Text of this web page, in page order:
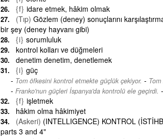
{f} idare etmek, hâkim olmak
(Tıp) Gözlem (deney) sonuçlarını
bir şey (deney hayvanı gibi)
{i} sorumluluk
kontrol kolları ve düğmeleri
denetim denetim, denetlemek
{i} güç
Tom öfkesini kontrol etmekte güçlük çekiyor. -
Franko'nun güçleri İspanya'da kontrolü ele geçirdi. -
{f} işletmek
hâkim olma hâkimiyet
(Askeri) (INTELLIGENCE) KONTROL
parts 3 and 4"